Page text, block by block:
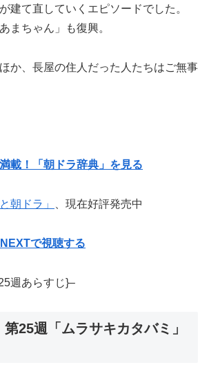
建て直していくエピソードでした。
まちゃん」も復興。
か、長屋の住人だった人たちはご無事
載！「朝ドラ辞典」を見る
朝ドラ」 、現在好評発売中
で視聴する
週あらすじ}–
第25週「ムラサキカタバミ」